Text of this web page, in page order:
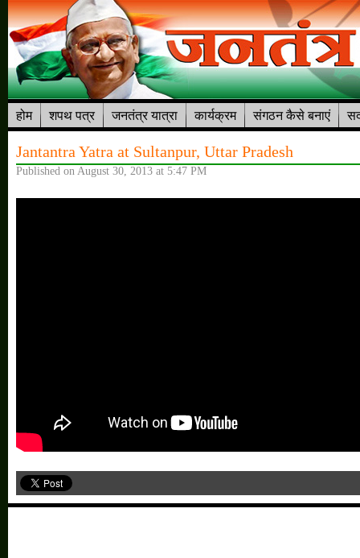
होम शपथ पत्र जनतंत्र यात्रा कार्यक्रम संगठन कैसे बनाएं
Jantantra Yatra at Sultanpur, Uttar Pradesh
Published on August 30, 2013 at 5:47 PM